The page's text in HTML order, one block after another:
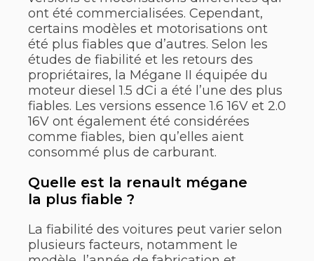
ont été commercialisées. Cependant,
certains modèles et motorisations ont
été plus fiables que d’autres. Selon les
études de fiabilité et les retours des
propriétaires, la Mégane II équipée du
moteur diesel 1.5 dCi a été l’une des plus
fiables. Les versions essence 1.6 16V et 2.0
16V ont également été considérées
comme fiables, bien qu’elles aient
consommé plus de carburant.
Quelle est la renault mégane
la plus fiable ?
La fiabilité des voitures peut varier selon
plusieurs facteurs, notamment le